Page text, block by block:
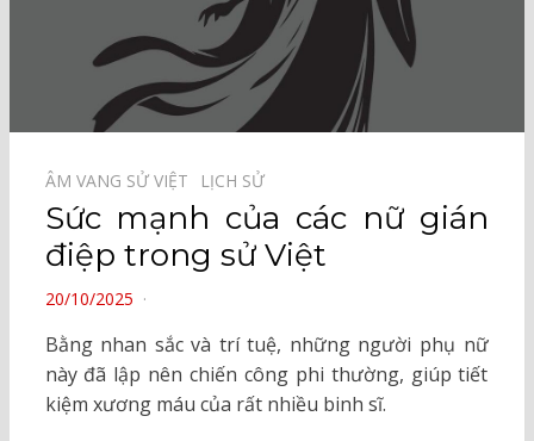
ÂM VANG SỬ VIỆT⠀ LỊCH SỬ⠀
Sức mạnh của các nữ gián
điệp trong sử Việt
POSTED
20/10/2025
Bằng nhan sắc và trí tuệ, những người phụ nữ
này đã lập nên chiến công phi thường, giúp tiết
kiệm xương máu của rất nhiều binh sĩ.